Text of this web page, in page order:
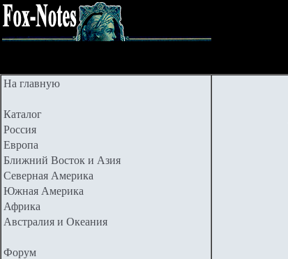
На главную
Каталог
Россия
Европа
Ближний Восток и Азия
Северная Америка
Южная Америка
Африка
Австралия и Океания
Форум